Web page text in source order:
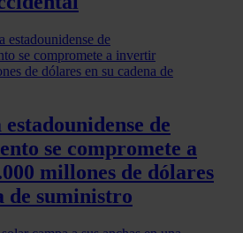
de
se compromete a
millones de dólares
de suministro